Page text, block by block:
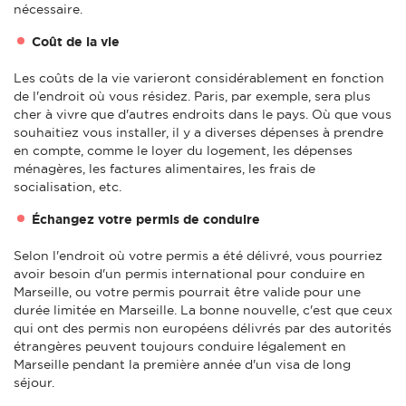
nécessaire.
Coût de la vie
Les coûts de la vie varieront considérablement en fonction
de l'endroit où vous résidez. Paris, par exemple, sera plus
cher à vivre que d'autres endroits dans le pays. Où que vous
souhaitiez vous installer, il y a diverses dépenses à prendre
en compte, comme le loyer du logement, les dépenses
ménagères, les factures alimentaires, les frais de
socialisation, etc.
Échangez votre permis de conduire
Selon l'endroit où votre permis a été délivré, vous pourriez
avoir besoin d'un permis international pour conduire en
Marseille, ou votre permis pourrait être valide pour une
durée limitée en Marseille. La bonne nouvelle, c'est que ceux
qui ont des permis non européens délivrés par des autorités
étrangères peuvent toujours conduire légalement en
Marseille pendant la première année d'un visa de long
séjour.